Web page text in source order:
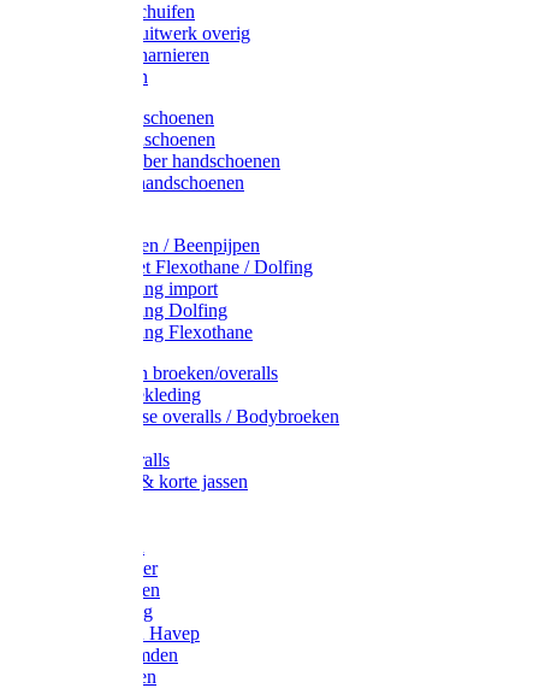
Grendels/schuifen
Hang en sluitwerk overig
Hengen/scharnieren
Scharnieren
Latex handschoenen
Leren handschoenen
PVC / Rubber handschoenen
Katoenen handschoenen
Plukmouwen / Beenpijpen
Reparatieset Flexothane / Dolfing
Regenkleding import
Regenkleding Dolfing
Regenkleding Flexothane
Toebehoren broeken/overalls
Signalisatiekleding
Amerikaanse overalls / Bodybroeken
Kinderoveralls
Stofjassen & korte jassen
Bodywarmer
Werkbroeken
Zaagkleding
Werkjassen Havep
Thermohemden
Overhemden